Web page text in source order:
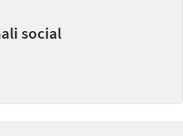
social